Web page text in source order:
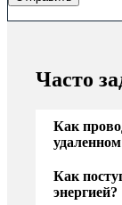
Часто
Как
Как
энергией?